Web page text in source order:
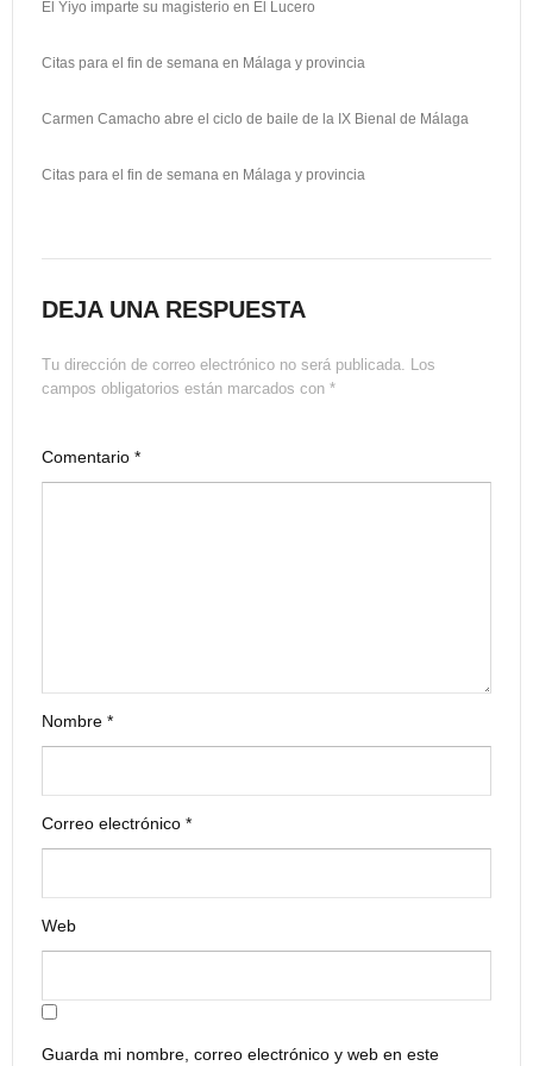
rEl Yiyo imparte su magisterio en El Lucero
Citas para el fin de semana en Málaga y provincia
Carmen Camacho abre el ciclo de baile de la IX Bienal de Málaga
Citas para el fin de semana en Málaga y provincia
DEJA UNA RESPUESTA
Tu dirección de correo electrónico no será publicada. Los
campos obligatorios están marcados con *
Comentario *
Nombre *
Correo electrónico *
Web
Guarda mi nombre, correo electrónico y web en este